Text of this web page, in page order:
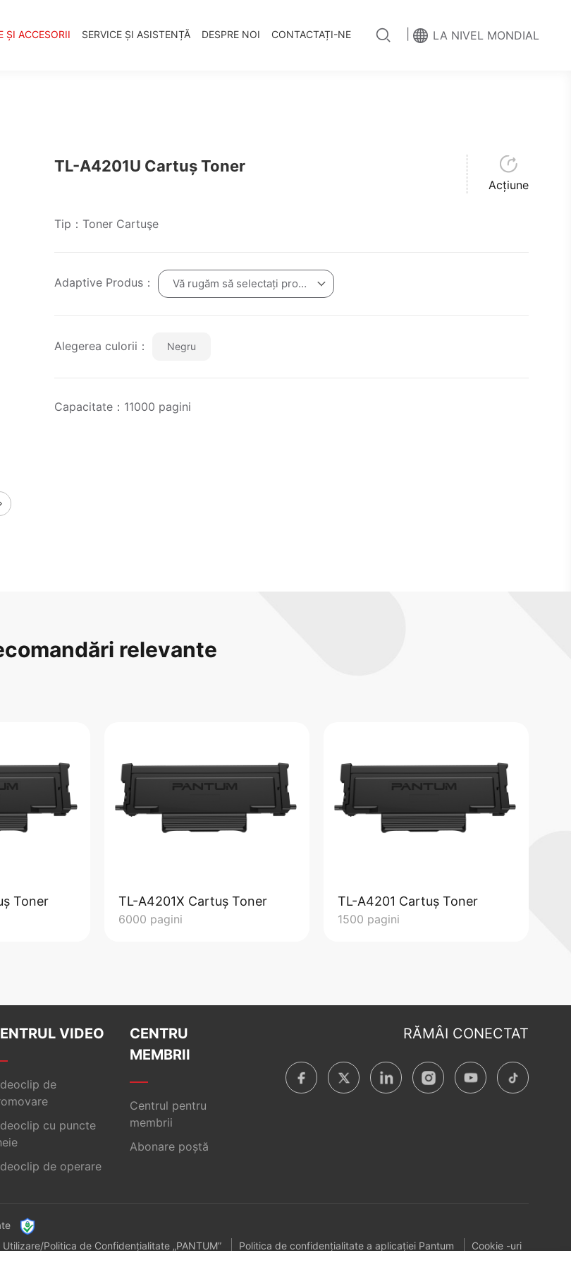
LA NIVEL MONDIAL
ȘI ACCESORII SERVICE ȘI ASISTENȚĂ DESPRE NOI CONTACTAȚI-NE
TL-A4201U Cartuș Toner
Tip：Toner Cartuşe
Adaptive Produs： Vă rugăm să selectați produsul
Alegerea culorii： Negru
Capacitate：11000 pagini
Acțiune
relevante
Toner TL-A4201X Cartuș Toner
6000 pagini
TL-A4201 Cartuș Toner
1500 pagini
VIDEO
de
cu puncte
de operare
CENTRU
MEMBRII
Centrul pentru
membrii
Abonare poștă
RĂMÂI CONECTAT
Politica de Confidențialitate „PANTUM”
Politica de confidențialitate a aplicației Pantum
Cookie -uri